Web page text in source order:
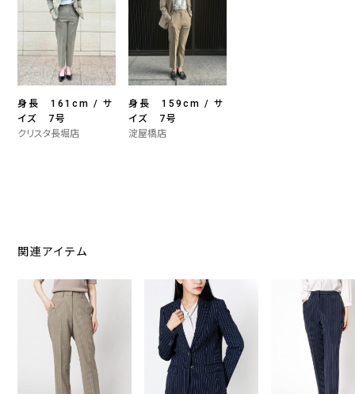
身長 161cm / サ
イズ 7号
クリスタ長堀店
身長 159cm / サ
イズ 7号
淀屋橋店
関連アイテム